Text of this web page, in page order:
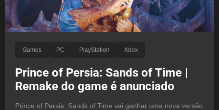
Games PC PlayStation Xbox
Prince of Persia: Sands of Time |
Remake do game é anunciado
Prince of Persia: Sands of Time vai ganhar uma nova versão